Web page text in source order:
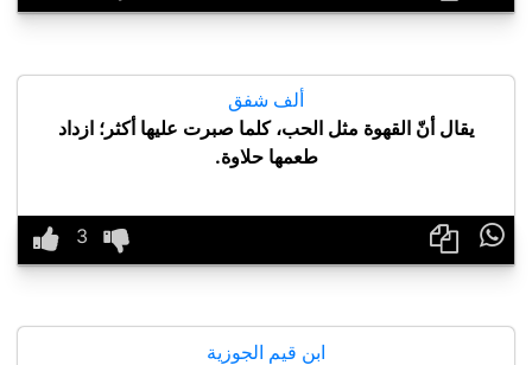
ألف شفق
يقال أنّ القهوة مثل الحب، كلما صبرت عليها أكثر؛ ازداد
طعمها حلاوة.

ابن قيم الجوزية